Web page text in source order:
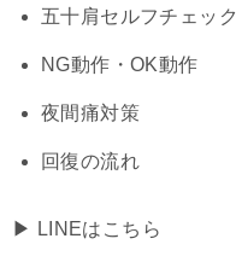
五十肩セルフチェック
NG動作・OK動作
夜間痛対策
回復の流れ
▶︎ LINEはこちら